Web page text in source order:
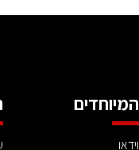
המיוחדים
וידאו